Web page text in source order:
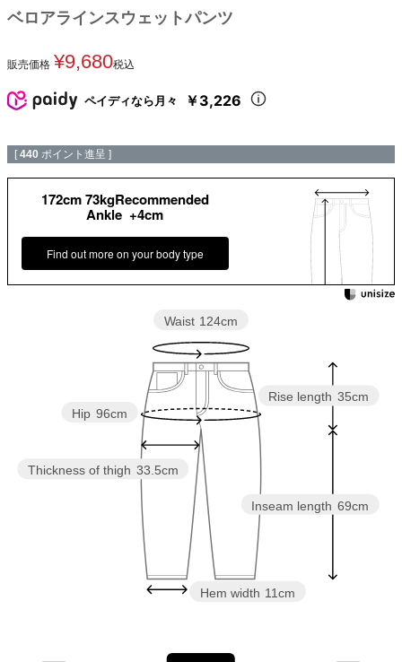
ベロアラインスウェットパンツ
販売価格 ¥9,680税込
ペイディなら月々 ￥3,226
[ 440 ポイント進呈 ]
172cm 73kgRecommended
Ankle +4cm
Find out more on your body type
Inseam length 69cm
Rise length 35cm
Hem width 11cm
Thickness of thigh 33.5cm
Hip 96cm
Waist 124cm